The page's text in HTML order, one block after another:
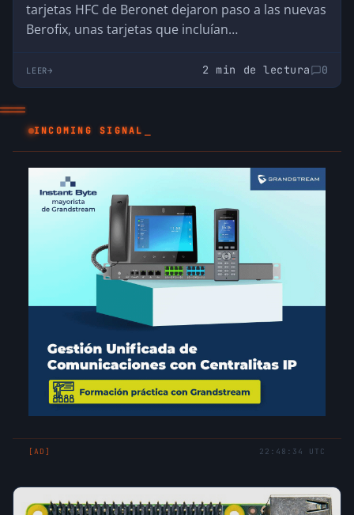
tarjetas HFC de Beronet dejaron paso a las nuevas
Berofix, unas tarjetas que incluían…
LEER 2 min de lectura 0
INCOMING SIGNAL
[AD] 22:48:34 UTC